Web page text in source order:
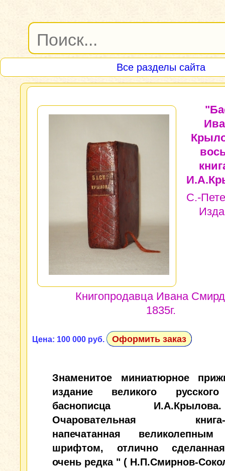
Все разделы сайта
С.-
Книгопродавца Ивана
1835г.
Цена: 100 000 руб. Оформить заказ
Знаменитое миниатюрное
издание великого
баснописца
Очаровательная книга-
напечатанная
шрифтом, отлично
очень редка " ( Н.П.Смирнов-